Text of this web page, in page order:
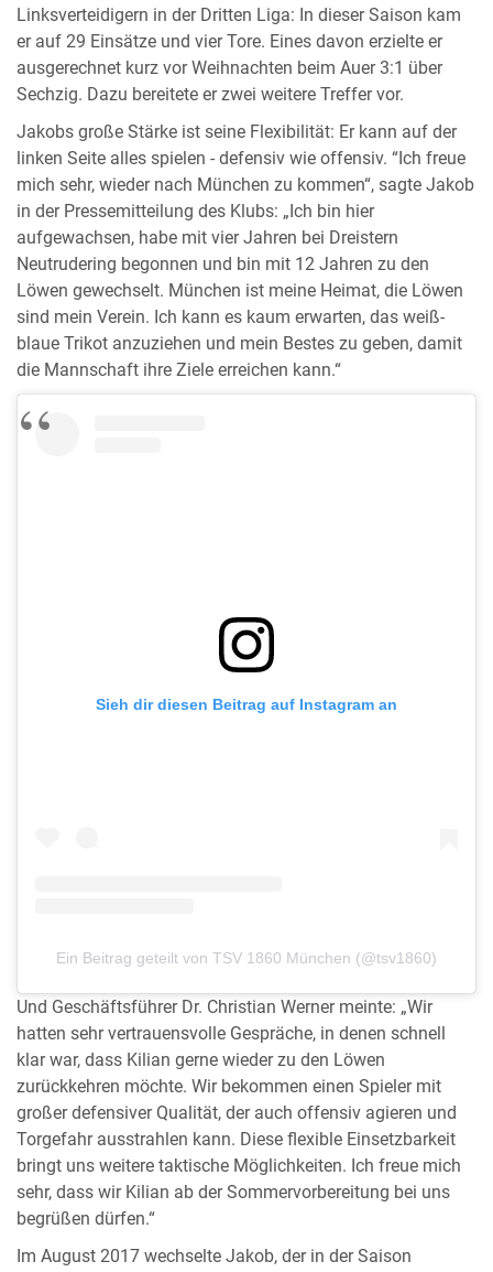
Linksverteidigern in der Dritten Liga: In dieser Saison kam
er auf 29 Einsätze und vier Tore. Eines davon erzielte er
ausgerechnet kurz vor Weihnachten beim Auer 3:1 über
Sechzig. Dazu bereitete er zwei weitere Treffer vor.
Jakobs große Stärke ist seine Flexibilität: Er kann auf der
linken Seite alles spielen - defensiv wie offensiv. “Ich freue
mich sehr, wieder nach München zu kommen“, sagte Jakob
in der Pressemitteilung des Klubs: „Ich bin hier
aufgewachsen, habe mit vier Jahren bei Dreistern
Neutrudering begonnen und bin mit 12 Jahren zu den
Löwen gewechselt. München ist meine Heimat, die Löwen
sind mein Verein. Ich kann es kaum erwarten, das weiß-
blaue Trikot anzuziehen und mein Bestes zu geben, damit
die Mannschaft ihre Ziele erreichen kann.“
Sieh dir diesen Beitrag auf Instagram an
Ein Beitrag geteilt von TSV 1860 München (@tsv1860)
Und Geschäftsführer Dr. Christian Werner meinte: „Wir
hatten sehr vertrauensvolle Gespräche, in denen schnell
klar war, dass Kilian gerne wieder zu den Löwen
zurückkehren möchte. Wir bekommen einen Spieler mit
großer defensiver Qualität, der auch offensiv agieren und
Torgefahr ausstrahlen kann. Diese flexible Einsetzbarkeit
bringt uns weitere taktische Möglichkeiten. Ich freue mich
sehr, dass wir Kilian ab der Sommervorbereitung bei uns
begrüßen dürfen.“
Im August 2017 wechselte Jakob, der in der Saison